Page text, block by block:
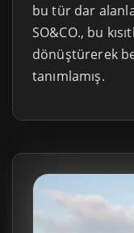
bu tür dar
SO&CO., bu
dönüştürerek
tanımlamış.